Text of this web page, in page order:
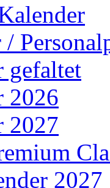
gefaltet
2026
2027
2027